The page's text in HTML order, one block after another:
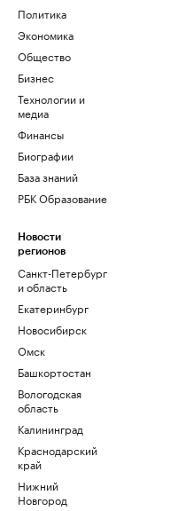
Политика
Экономика
Общество
Бизнес
Технологии и
медиа
Финансы
Биографии
База знаний
РБК Образование
Новости
регионов
Санкт-Петербург
и область
Екатеринбург
Новосибирск
Омск
Башкортостан
Вологодская
область
Калининград
Краснодарский
край
Нижний
Новгород